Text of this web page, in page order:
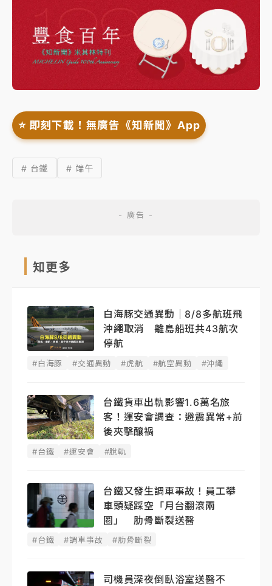
⭐️ 即刻下載！無廣告《知新聞》App
# 台鐵 # 端午
知更多
白海豚交通異動｜8/8多航班飛
沖繩取消 離島船班共43航次
停航
#白海豚 #交通異動 #虎航 #航空異動 #沖繩
台鐵貨車出軌影響1.6萬名旅
客！運安會調查：避震異常+前
後夾擊釀禍
#台鐵 #運安會 #脫軌
台鐵又發生調車事故！員工攀
車頭疑踩空「月台翻滾兩
圈」 肋骨斷裂送醫
#台鐵 #調車事故 #肋骨斷裂
司機員深夜倒臥浴室送醫不